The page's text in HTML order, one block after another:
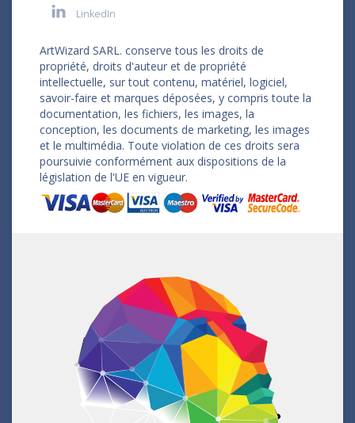
LinkedIn
ArtWizard SARL. conserve tous les droits de
propriété, droits d'auteur et de propriété
intellectuelle, sur tout contenu, matériel, logiciel,
savoir-faire et marques déposées, y compris toute la
documentation, les fichiers, les images, la
conception, les documents de marketing, les images
et le multimédia. Toute violation de ces droits sera
poursuivie conformément aux dispositions de la
législation de l'UE en vigueur.